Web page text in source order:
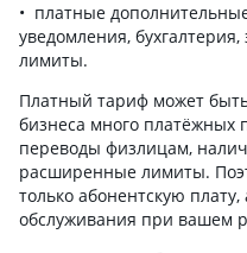
платные
уведомления,
лимиты.
Платный тариф может
бизнеса много платёжных
переводы физлицам,
расширенные лимиты.
только абонентскую
обслуживания при вашем